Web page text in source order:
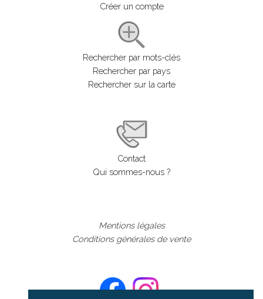
Créer un compte
Rechercher par mots-clés
Rechercher par pays
Rechercher sur la carte
Contact
Qui sommes-nous ?
Mentions légales
Conditions générales de vente